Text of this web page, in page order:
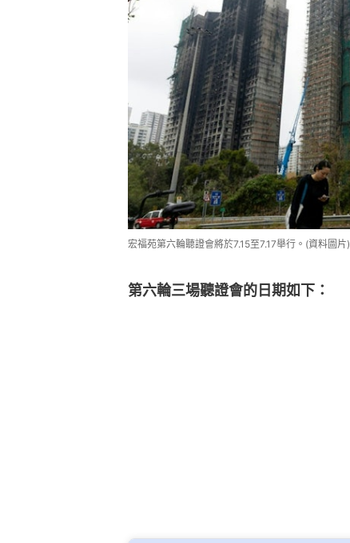
宏福苑第六輪聽證會將於7.15至7.17舉行。(資料圖片)
第六輪三場聽證會的日期如下：